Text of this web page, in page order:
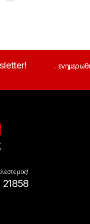
...
μας!